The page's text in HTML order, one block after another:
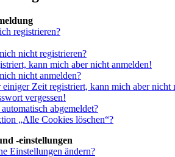
registrieren?
nicht registrieren?
kann mich aber nicht anmelden!
nicht anmelden?
Zeit registriert, kann mich aber nicht
vergessen!
abgemeldet?
„Alle Cookies löschen“?
-einstellungen
Einstellungen ändern?